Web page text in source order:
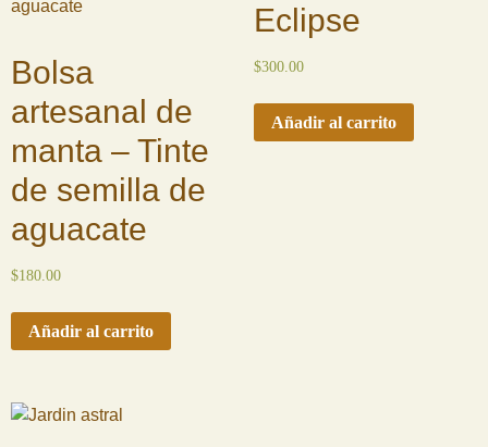
Bolsa
artesanal de
manta – Tinte
de semilla de
aguacate
$180.00
Añadir al carrito
Eclipse
$300.00
Añadir al carrito